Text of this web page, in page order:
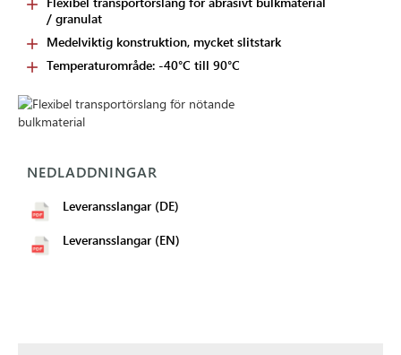
/ granulat
Medelviktig konstruktion, mycket slitstark
Temperaturområde: -40°C till 90°C
NEDLADDNINGAR
Leveransslangar (DE)
Leveransslangar (EN)